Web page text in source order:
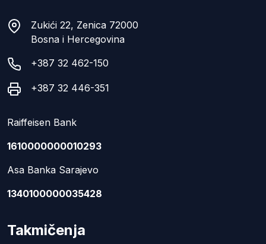
Zukići 22, Zenica 72000
Bosna i Hercegovina
+387 32 462-150
+387 32 446-351
Raiffeisen Bank
1610000000010293
Asa Banka Sarajevo
1340100000035428
Takmičenja